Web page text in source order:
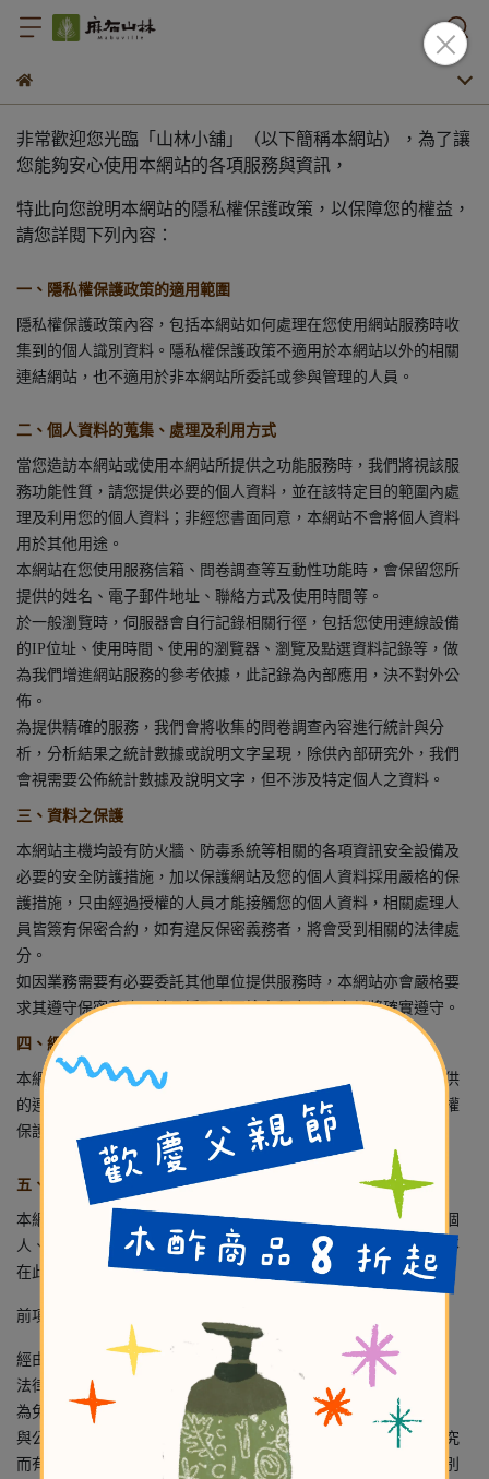
非常歡迎您光臨「山林小舖」（以下簡稱本網站），為了讓
您能夠安心使用本網站的各項服務與資訊，
特此向您說明本網站的隱私權保護政策，以保障您的權益，
請您詳閱下列內容：
一、隱私權保護政策的適用範圍
隱私權保護政策內容，包括本網站如何處理在您使用網站服務時收
集到的個人識別資料。隱私權保護政策不適用於本網站以外的相關
連結網站，也不適用於非本網站所委託或參與管理的人員。
二、個人資料的蒐集、處理及利用方式
當您造訪本網站或使用本網站所提供之功能服務時，我們將視該服
務功能性質，請您提供必要的個人資料，並在該特定目的範圍內處
理及利用您的個人資料；非經您書面同意，本網站不會將個人資料
用於其他用途。
本網站在您使用服務信箱、問卷調查等互動性功能時，會保留您所
提供的姓名、電子郵件地址、聯絡方式及使用時間等。
於一般瀏覽時，伺服器會自行記錄相關行徑，包括您使用連線設備
的IP位址、使用時間、使用的瀏覽器、瀏覽及點選資料記錄等，做
為我們增進網站服務的參考依據，此記錄為內部應用，決不對外公
佈。
為提供精確的服務，我們會將收集的問卷調查內容進行統計與分
析，分析結果之統計數據或說明文字呈現，除供內部研究外，我們
會視需要公佈統計數據及說明文字，但不涉及特定個人之資料。
三、資料之保護
本網站主機均設有防火牆、防毒系統等相關的各項資訊安全設備及
必要的安全防護措施，加以保護網站及您的個人資料採用嚴格的保
護措施，只由經過授權的人員才能接觸您的個人資料，相關處理人
員皆簽有保密合約，如有違反保密義務者，將會受到相關的法律處
分。
如因業務需要有必要委託其他單位提供服務時，本網站亦會嚴格要
求其遵守保密義務，並且採取必要檢查程序以確定其將確實遵守。
四、網站對外的相關連結
本網站的網頁提供其他網站的網路連結，您也可經由本網站所提供
的連結，點選進入其他網站。但該連結網站不適用本網站的隱私權
保護政策，您必須參考該連結網站中的隱私權保護政策。
五、與第三人共用個人資料之政策
本網站絕不會提供、交換、出租或出售任何您的個人資料給其他個
人、團體、私人企業或公務機關，但有法律依據或合約義務者，不
在此限。
前項但書之情形包括不限於：
經由您書面同意。
法律明文規定。
為免除您生命、身體、自由或財產上之危險。
與公務機關或學術研究機構合作，基於公共利益為統計或學術研究
而有必要，且資料經過提供者處理或蒐集著依其揭露方式無從識別